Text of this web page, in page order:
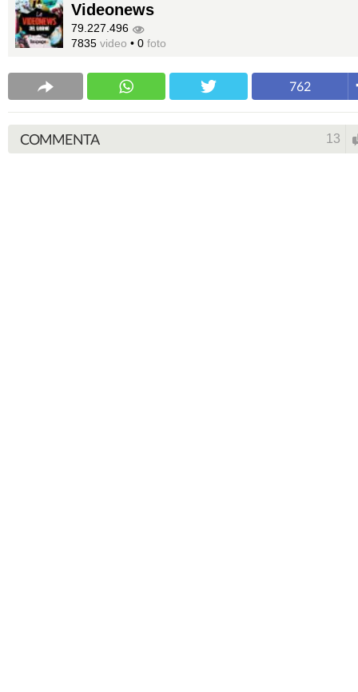
Videonews
79.227.496
7835 video • 0 foto
762
COMMENTA 13